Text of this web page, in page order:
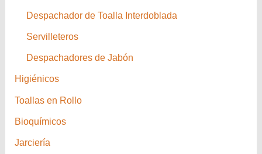
Despachador de Toalla Interdoblada
Servilleteros
Despachadores de Jabón
Higiénicos
Toallas en Rollo
Bioquímicos
Jarciería